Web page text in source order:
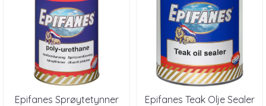
Epifanes Sprøytetynner
Epifanes Teak Olje Sealer